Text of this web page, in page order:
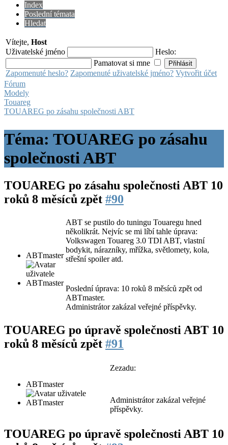
Index
Poslední témata
Hledat
Vítejte, Host
Uživatelské jméno
Heslo:
Pamatovat si mne
Zapomenuté heslo? Zapomenuté uživatelské jméno? Vytvořit účet
Fórum
Modely
Touareg
TOUAREG po zásahu společnosti ABT
Téma: TOUAREG po zásahu
společnosti ABT
TOUAREG po zásahu společnosti ABT 10
roků 8 měsíců zpět #90
ABTmaster
ABT se pustilo do tuningu Touaregu hned
několikrát. Nejvíc se mi líbí tahle úprava:
Volkswagen Touareg 3.0 TDI ABT, vlastní
bodykit, nárazníky, mřížka, světlomety, kola,
střešní spoiler atd.
Poslední úprava: 10 roků 8 měsíců zpět od
ABTmaster.
Administrátor zakázal veřejné příspěvky.
TOUAREG po úpravě společnosti ABT 10
roků 8 měsíců zpět #91
ABTmaster
Zezadu:
Administrátor zakázal veřejné
příspěvky.
TOUAREG po úpravě společnosti ABT 10